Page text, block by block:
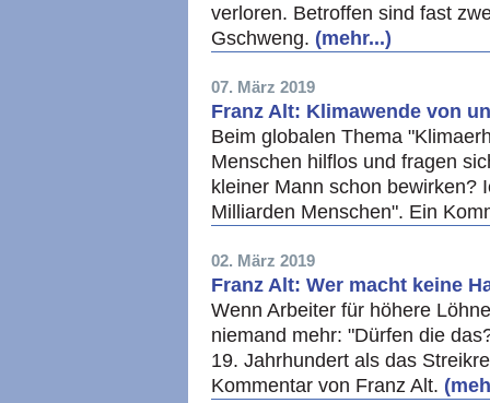
verloren. Betroffen sind fast
Gschweng. (mehr...)
07. März 2019
Franz Alt: Klimawende von
Beim globalen Thema
Menschen hilflos und fragen
kleiner Mann schon bewirken?
Milliarden Menschen". Ein
02. März 2019
Franz Alt: Wer macht keine
Wenn Arbeiter für höhere
niemand mehr: "Dürfen die
19. Jahrhundert als das
Kommentar von Franz Alt.